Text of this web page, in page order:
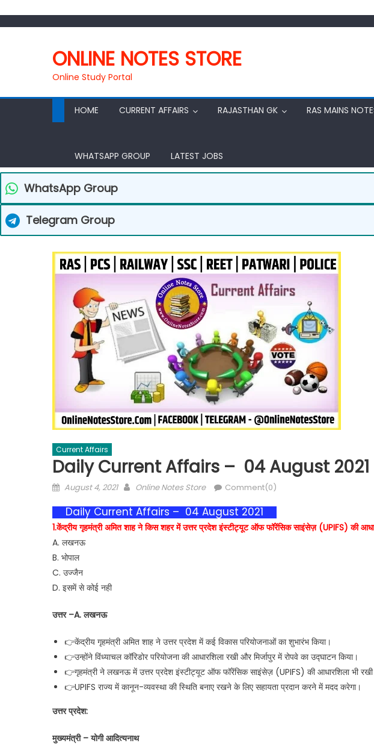
ONLINE NOTES STORE
Online Study Portal
HOME CURRENT AFFAIRS RAJASTHAN GK RAS MAINS
WHATSAPP GROUP LATEST JOBS
WhatsApp Group
Telegram Group
Current Affairs
Daily Current Affairs – 04 August 2021
August 4, 2021 Online Notes Store Comment(0)
Daily Current Affairs – 04 August 2021
1.केंद्रीय गृहमंत्री अमित शाह ने किस शहर में उत्तर प्रदेश इंस्टीट्यूट ऑफ फॉरेंसिक साइंसेज़ (UPIFS) की
A. लखनऊ
B. भोपाल
C. उज्जैन
D. इसमें से कोई नही
उत्तर –A. लखनऊ
👉केंद्रीय गृहमंत्री अमित शाह​ ने उत्तर प्रदेश में कई विकास परियोजनाओं का शुभारंभ किया।
👉उन्होंने विंध्याचल कॉरिडोर परियोजना की आधारशिला रखी और मिर्जापुर में रोपवे का उद्घाटन किया।
👉गृहमंत्री ने लखनऊ में उत्तर प्रदेश इंस्टीट्यूट ऑफ फॉरेंसिक साइंसेज़ (UPIFS) की आधारशिला भी
👉UPIFS राज्य में कानून-व्यवस्था की स्थिति बनाए रखने के लिए सहायता प्रदान करने में मदद करेगा।
उत्तर प्रदेश:
मुख्यमंत्री – योगी आदित्यनाथ